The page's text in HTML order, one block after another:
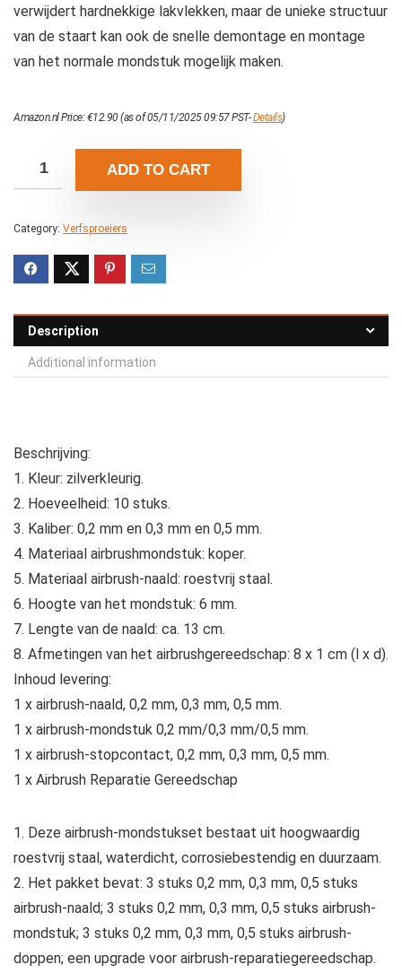
verwijdert hardnekkige lakvlekken, maar de unieke structuur
van de staart kan ook de snelle demontage en montage
van het normale mondstuk mogelijk maken.
Amazon.nl Price:€12.90(as of 05/11/2025 09:57 PST-Details)
ADD TO CART
Category: Verfsproeiers
Description
Additional information
Beschrijving:
1. Kleur: zilverkleurig.
2. Hoeveelheid: 10 stuks.
3. Kaliber: 0,2 mm en 0,3 mm en 0,5 mm.
4. Materiaal airbrushmondstuk: koper.
5. Materiaal airbrush-naald: roestvrij staal.
6. Hoogte van het mondstuk: 6 mm.
7. Lengte van de naald: ca. 13 cm.
8. Afmetingen van het airbrushgereedschap: 8 x 1 cm (l x d).
Inhoud levering:
1 x airbrush-naald, 0,2 mm, 0,3 mm, 0,5 mm.
1 x airbrush-mondstuk 0,2 mm/0,3 mm/0,5 mm.
1 x airbrush-stopcontact, 0,2 mm, 0,3 mm, 0,5 mm.
1 x Airbrush Reparatie Gereedschap
1. Deze airbrush-mondstukset bestaat uit hoogwaardig
roestvrij staal, waterdicht, corrosiebestendig en duurzaam.
2. Het pakket bevat: 3 stuks 0,2 mm, 0,3 mm, 0,5 stuks
airbrush-naald; 3 stuks 0,2 mm, 0,3 mm, 0,5 stuks airbrush-
mondstuk; 3 stuks 0,2 mm, 0,3 mm, 0,5 stuks airbrush-
doppen; een upgrade voor airbrush-reparatiegereedschap.